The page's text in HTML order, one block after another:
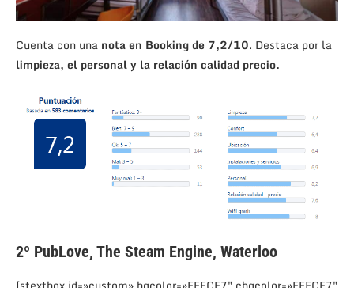
Cuenta con una nota en Booking de 7,2/10. Destaca por la
limpieza, el personal y la relación calidad precio.
2º PubLove, The Steam Engine, Waterloo